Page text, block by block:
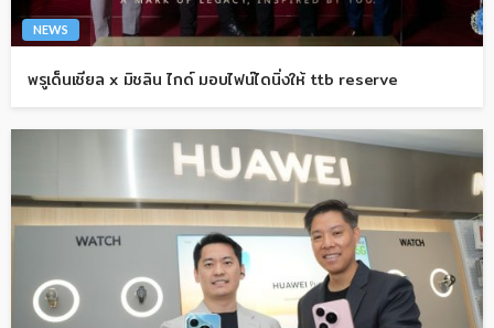
NEWS
พรูเด็นเชียล x มิชลิน ไกด์ มอบไฟน์ไดนิ่งให้ ttb reserve